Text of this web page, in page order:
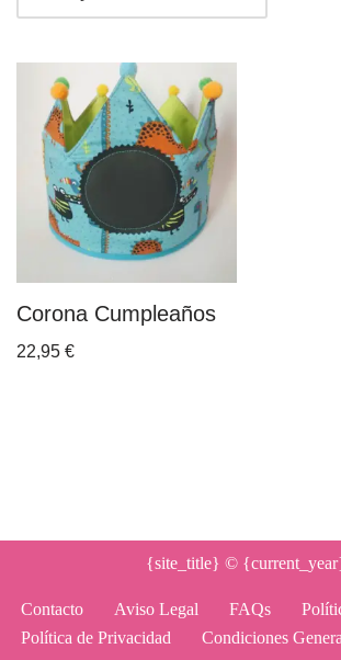
Corona Cumpleaños
22,95 €
{site_title} ©
Contacto Aviso Legal FAQs
Política de Privacidad
Condiciones